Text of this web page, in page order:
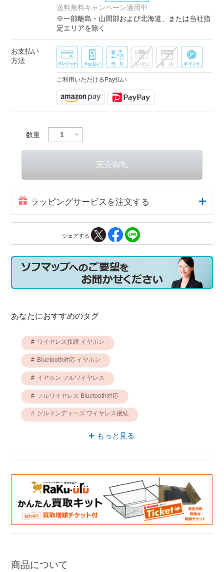
送料無料キャンペーン適用中
※一部離島・山間部および北海道、または当社指
定エリアを除く
お支払い
方法
ご利用いただけるPay払い
数量
ラッピングサービスを注文する
シェアする
あなたにおすすめのタグ
ワイヤレス接続 イヤホン
Bluetooth対応 イヤホン
イヤホン フルワイヤレス
フルワイヤレス Bluetooth対応
グルマンディーズ ワイヤレス接続
Bluetooth対応 ステレオ
Bluetooth対応 グルマンディーズ
もっと見る
商品について